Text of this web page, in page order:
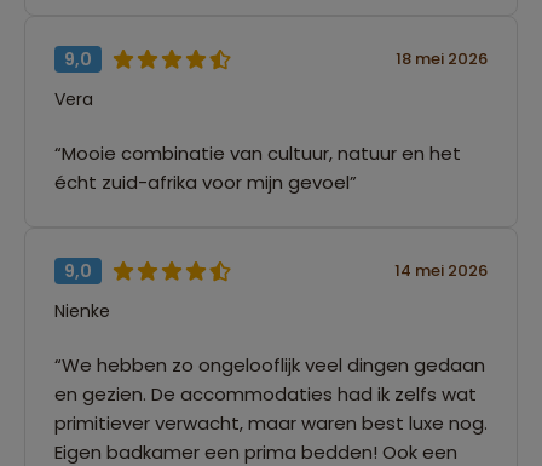
9,0 18 mei 2026
Vera
“Mooie combinatie van cultuur, natuur en het
écht zuid-afrika voor mijn gevoel”
9,0 14 mei 2026
Nienke
“We hebben zo ongelooflijk veel dingen gedaan
en gezien. De accommodaties had ik zelfs wat
primitiever verwacht, maar waren best luxe nog.
Eigen badkamer een prima bedden! Ook een